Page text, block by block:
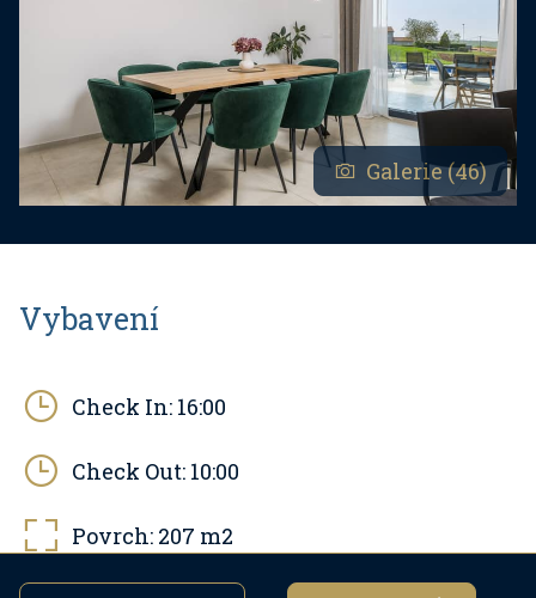
Galerie (46)
Vybavení
Check In: 16:00
Check Out: 10:00
Povrch: 207 m2